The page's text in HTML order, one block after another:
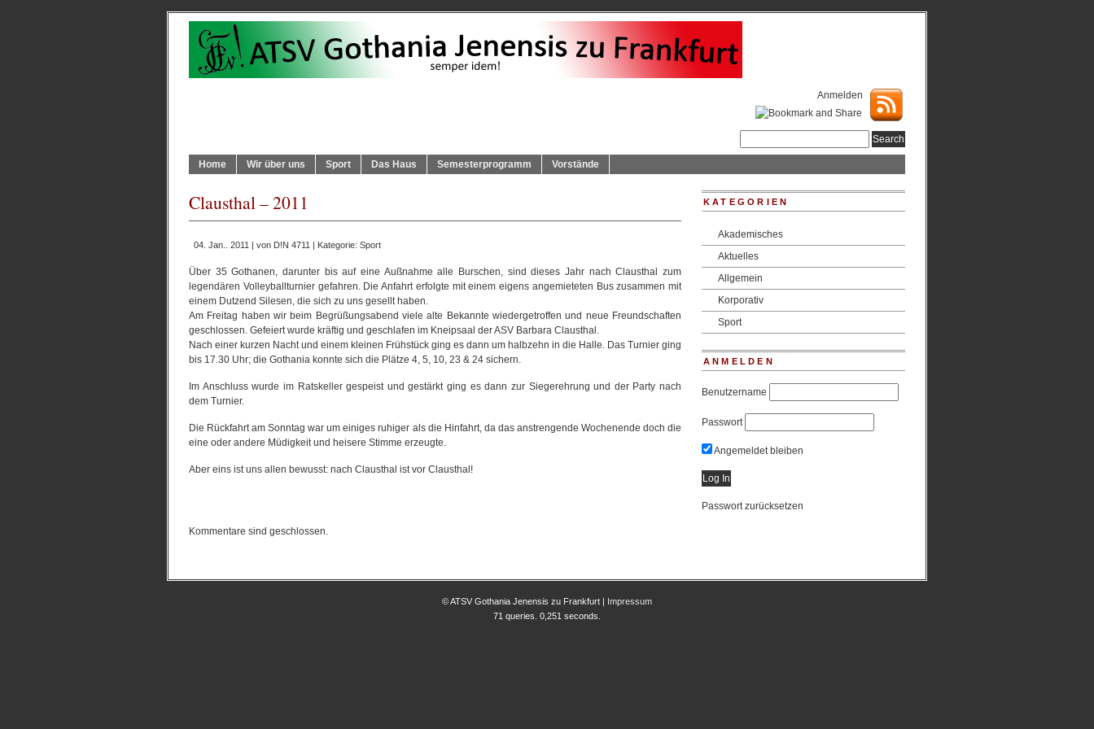
Anmelden
Home Wir über uns Sport Das Haus Semesterprogramm Vorstände
Clausthal – 2011
04. Jan.. 2011 | von D!N 4711 | Kategorie: Sport
Über 35 Gothanen, darunter bis auf eine Außnahme alle Burschen, sind dieses Jahr nach Clausthal zum
legendären Volleyballturnier gefahren. Die Anfahrt erfolgte mit einem eigens angemieteten Bus zusammen mit
einem Dutzend Silesen, die sich zu uns gesellt haben.
Am Freitag haben wir beim Begrüßungsabend viele alte Bekannte wiedergetroffen und neue Freundschaften
geschlossen. Gefeiert wurde kräftig und geschlafen im Kneipsaal derASV Barbara Clausthal .
Nach einer kurzen Nacht und einem kleinen Frühstück ging es dann um halbzehn in die Halle. Das Turnier ging
bis 17.30 Uhr; die Gothania konnte sich die Plätze 4, 5, 10, 23 & 24 sichern.
Im Anschluss wurde im Ratskeller gespeist und gestärkt ging es dann zur Siegerehrung und der Party nach
dem Turnier.
Die Rückfahrt am Sonntag war um einiges ruhiger als die Hinfahrt, da das anstrengende Wochenende doch die
eine oder andere Müdigkeit und heisere Stimme erzeugte.
Aber eins ist uns allen bewusst: nach Clausthal ist vor Clausthal!
Kommentare sind geschlossen.
KATEGORIEN
Akademisches
Aktuelles
Allgemein
Korporativ
Sport
ANMELDEN
Benutzername
Passwort
Angemeldet bleiben
Passwort zurücksetzen
© ATSV Gothania Jenensis zu Frankfurt | Impressum
71 queries. 0,251 seconds.